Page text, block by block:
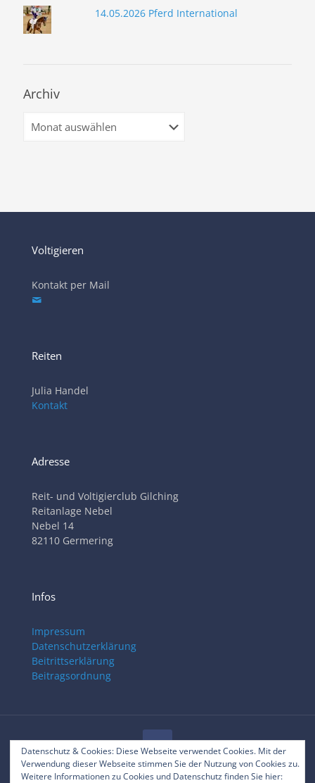
14.05.2026 Pferd International
Archiv
Voltigieren
Kontakt per Mail
Reiten
Julia Handel
Kontakt
Adresse
Reit- und Voltigierclub Gilching
Reitanlage Nebel
Nebel 14
82110 Germering
Infos
Impressum
Datenschutzerklärung
Beitrittserklärung
Beitragsordnung
Datenschutz & Cookies: Diese Webseite verwendet Cookies. Mit der
Verwendung dieser Webseite stimmen Sie der Nutzung von Cookies zu.
Weitere Informationen zu Cookies und Datenschutz finden Sie hier:
© 2025 RVC Gilching